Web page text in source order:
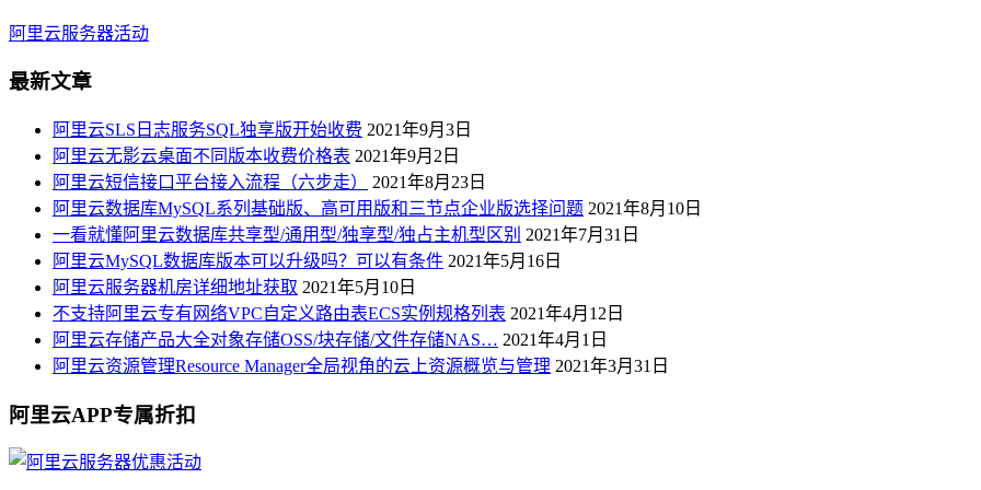
阿里云服务器活动
最新文章
阿里云SLS日志服务SQL独享版开始收费 2021年9月3日
阿里云无影云桌面不同版本收费价格表 2021年9月2日
阿里云短信接口平台接入流程（六步走）
2021年8月23日
阿里云数据库MySQL系列基础版、高可用版和三节点企业版选择问题 2021年8月10日
一看就懂阿里云数据库共享型/通用型/独享型/独占主机型区别 2021年7月31日
阿里云MySQL数据库版本可以升级吗？可以有条件 2021年5月16日
阿里云服务器机房详细地址获取 2021年5月10日
不支持阿里云专有网络VPC自定义路由表ECS实例规格列表 2021年4月12日
阿里云存储产品大全对象存储OSS/块存储/文件存储NAS… 2021年4月1日
阿里云资源管理Resource Manager全局视角的云上资源概览与管理 2021年3月31日
阿里云APP专属折扣